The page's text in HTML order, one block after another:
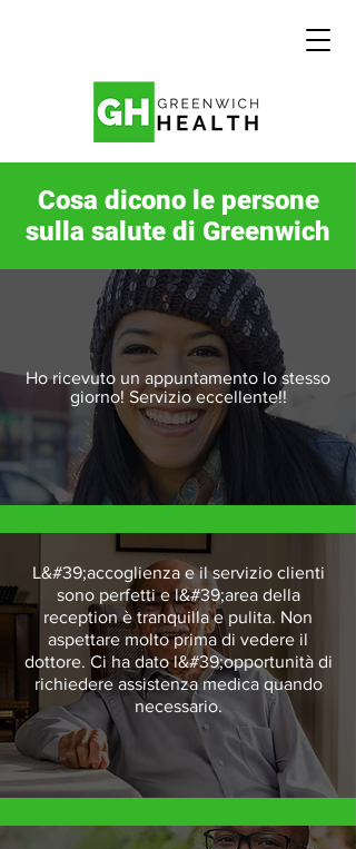
Cosa dicono le persone
sulla salute di Greenwich
Ho ricevuto un appuntamento lo stesso
giorno! Servizio eccellente!!
L&#39;accoglienza e il servizio clienti
sono perfetti e l&#39;area della
reception è tranquilla e pulita. Non
aspettare molto prima di vedere il
dottore. Ci ha dato l&#39;opportunità di
richiedere assistenza medica quando
necessario.